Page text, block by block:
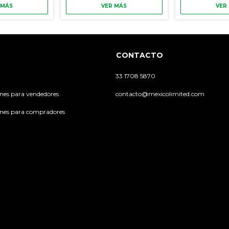
VER MÁS VER
para vendedores
para compradores
CONTACTO
33 1708 5870
contacto@mexicolimited.com